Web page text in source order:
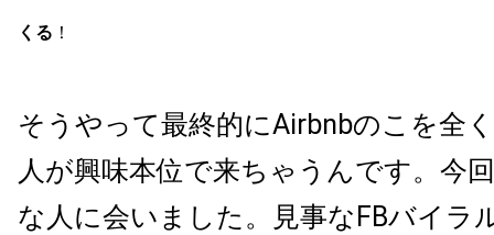
くる ！
そうやって最終的にAirbnbのこを全
人が興味本位で来ちゃうんです。今
な人に会いました。見事なFBバイラ